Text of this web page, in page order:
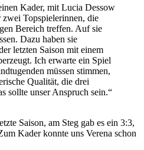
Kader, mit Lucia Dessow
zwei Topspielerinnen, die
Bereich treffen. Auf sie
Dazu haben sie
letzten Saison mit einem
Ich erwarte ein Spiel
müssen stimmen,
Qualität, die drei
sollte unser Anspruch sein.“
Saison, am Steg gab es ein 3:3,
Kader konnte uns Verena schon